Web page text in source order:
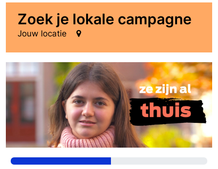
Zoek je lokale campagne
Jouw locatie